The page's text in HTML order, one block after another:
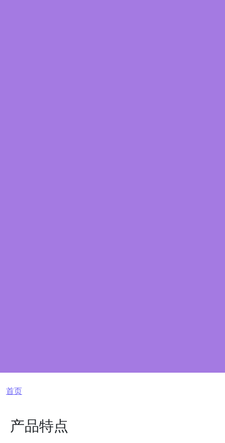
面包屑
首页
产品特点